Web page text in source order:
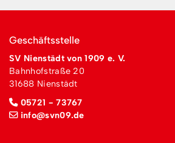
Geschäftsstelle
SV Nienstädt von 1909 e. V.
Bahnhofstraße 20
31688 Nienstädt
05721 - 73767
info@svn09.de